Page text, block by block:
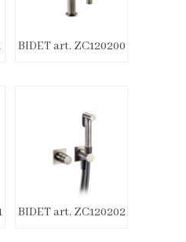
BIDET art. ZC120200
BIDET art. ZC120202